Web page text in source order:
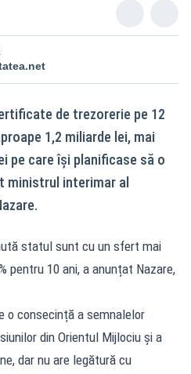
de trezorerie pe 12
1,2 miliarde lei, mai
pe care își planificase să o
ministrul interimar al
statul sunt cu un sfert mai
pentru 10 ani, a anunțat Nazare,
o consecință a semnalelor
din Orientul Mijlociu și a
dar nu are legătură cu